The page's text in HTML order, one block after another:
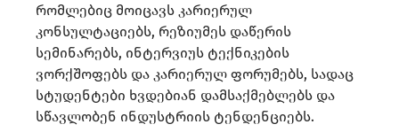
რომლებიც მოიცავს კარიერულ
კონსულტაციებს, რეზიუმეს დაწერის
სემინარებს, ინტერვიუს ტექნიკების
ვორქშოფებს და კარიერულ ფორუმებს, სადაც
სტუდენტები ხვდებიან დამსაქმებლებს და
სწავლობენ ინდუსტრიის ტენდენციებს.